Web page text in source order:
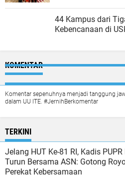
44 Kampus dari
Kebencanaan di
KOMENTAR
Komentar sepenuhnya menjadi tanggung
dalam UU ITE. #JernihBerkomentar
TERKINI
Jelang HUT Ke-81 RI, Kadis
Turun Bersama ASN: Gotong
Perekat Kebersamaan